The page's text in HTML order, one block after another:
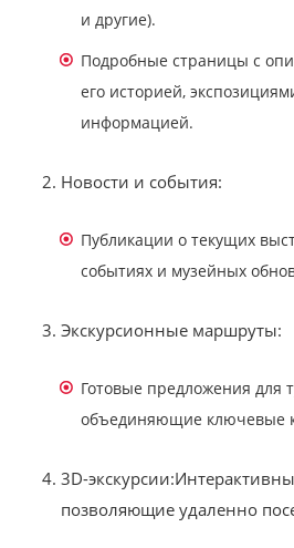
и другие).
Подробные страницы с
его историей,
информацией.
Новости и события:
Публикации о текущих
событиях и музейных
Экскурсионные маршруты:
Готовые предложения для
объединяющие ключевые
3D-
позволяющие удаленно